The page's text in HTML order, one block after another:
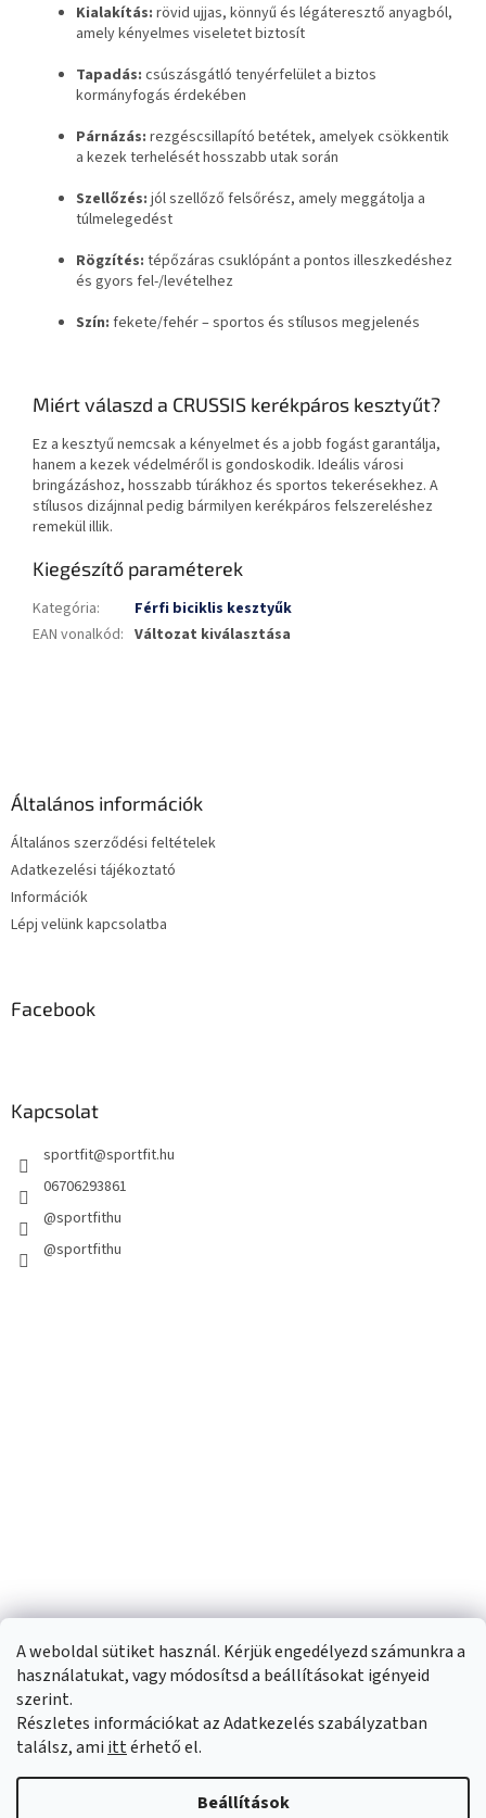
A weboldal sütiket használ. Kérjük engedélyezd számunkra a
használatukat, vagy módosítsd a beállításokat igényeid
szerint.
Részletes információkat az Adatkezelés szabályzatban
találsz, ami ittérhető el.
Beállítások
Kialakítás: rövid ujjas, könnyű és légáteresztő anyagból,
amely kényelmes viseletet biztosít
Tapadás: csúszásgátló tenyérfelület a biztos
kormányfogás érdekében
Párnázás: rezgéscsillapító betétek, amelyek csökkentik
a kezek terhelését hosszabb utak során
Szellőzés: jól szellőző felsőrész, amely meggátolja a
túlmelegedést
Rögzítés: tépőzáras csuklópánt a pontos illeszkedéshez
és gyors fel-/levételhez
Szín: fekete/fehér – sportos és stílusos megjelenés
Miért válaszd a CRUSSIS kerékpáros kesztyűt?
Ez a kesztyű nemcsak a kényelmet és a jobb fogást garantálja,
hanem a kezek védelméről is gondoskodik. Ideális városi
bringázáshoz, hosszabb túrákhoz és sportos tekerésekhez. A
stílusos dizájnnal pedig bármilyen kerékpáros felszereléshez
remekül illik.
Kiegészítő paraméterek
Kategória:
Férfi biciklis kesztyűk
EAN vonalkód: Változat kiválasztása
Általános információk
Általános szerződési feltételek
Adatkezelési tájékoztató
Információk
Lépj velünk kapcsolatba
Facebook
Kapcsolat
sportfit@sportfit.hu
06706293861
@sportfithu
@sportfithu
Shoptet készítette
Sportfit.hu. Minden jog fenntartva.